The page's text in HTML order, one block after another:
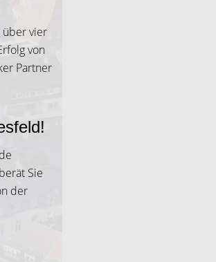
über vier
von
Partner
Sie
der